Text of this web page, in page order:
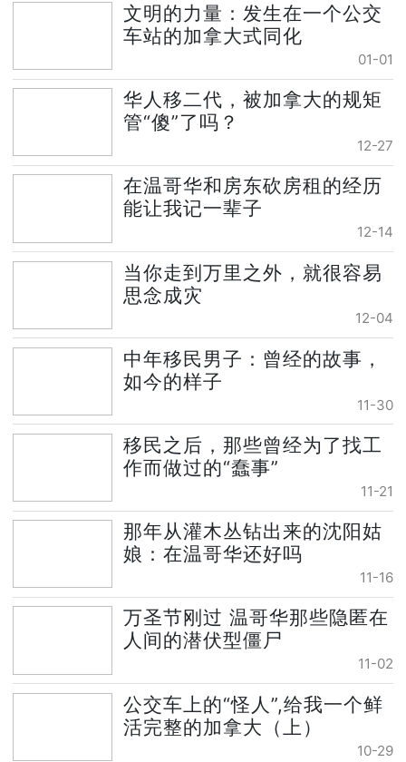
文明的力量：发生在一个公交
车站的加拿大式同化
01-01
华人移二代，被加拿大的规矩
管“傻”了吗？
12-27
在温哥华和房东砍房租的经历
能让我记一辈子
12-14
当你走到万里之外，就很容易
思念成灾
12-04
中年移民男子：曾经的故事，
如今的样子
11-30
移民之后，那些曾经为了找工
作而做过的“蠢事”
11-21
那年从灌木丛钻出来的沈阳姑
娘：在温哥华还好吗
11-16
万圣节刚过 温哥华那些隐匿在
人间的潜伏型僵尸
11-02
公交车上的“怪人”,给我一个鲜
活完整的加拿大（上）
10-29